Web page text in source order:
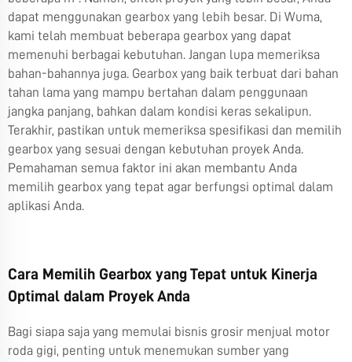
dapat menggunakan gearbox yang lebih besar. Di Wuma,
kami telah membuat beberapa gearbox yang dapat
memenuhi berbagai kebutuhan. Jangan lupa memeriksa
bahan-bahannya juga. Gearbox yang baik terbuat dari bahan
tahan lama yang mampu bertahan dalam penggunaan
jangka panjang, bahkan dalam kondisi keras sekalipun.
Terakhir, pastikan untuk memeriksa spesifikasi dan memilih
gearbox yang sesuai dengan kebutuhan proyek Anda.
Pemahaman semua faktor ini akan membantu Anda
memilih gearbox yang tepat agar berfungsi optimal dalam
aplikasi Anda.
Cara Memilih Gearbox yang Tepat untuk Kinerja
Optimal dalam Proyek Anda
Bagi siapa saja yang memulai bisnis grosir menjual motor
roda gigi, penting untuk menemukan sumber yang